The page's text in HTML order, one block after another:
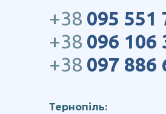
+38 095 551
+38 096 106
+38 097 886
Тернопіль: